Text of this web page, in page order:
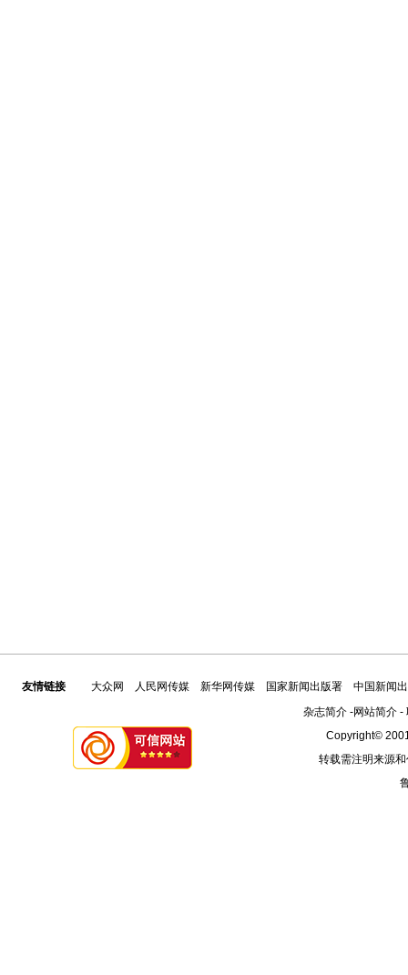
友情链接 大众网 人民网传媒 新华网传媒 国家新闻出版署
中国新闻
杂志简介-网站简介-
Copyright©
转载需注明来源